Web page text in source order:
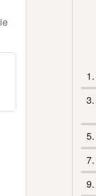
1.
3.
5.
7.
9.